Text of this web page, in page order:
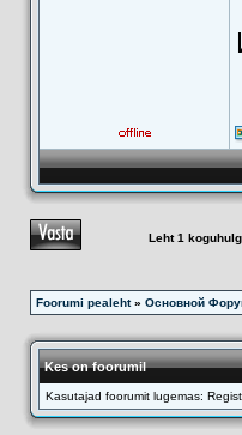
Leht1
Foorumi pealeht» Основной
Kes on foorumil
Kasutajad foorumit lugemas: